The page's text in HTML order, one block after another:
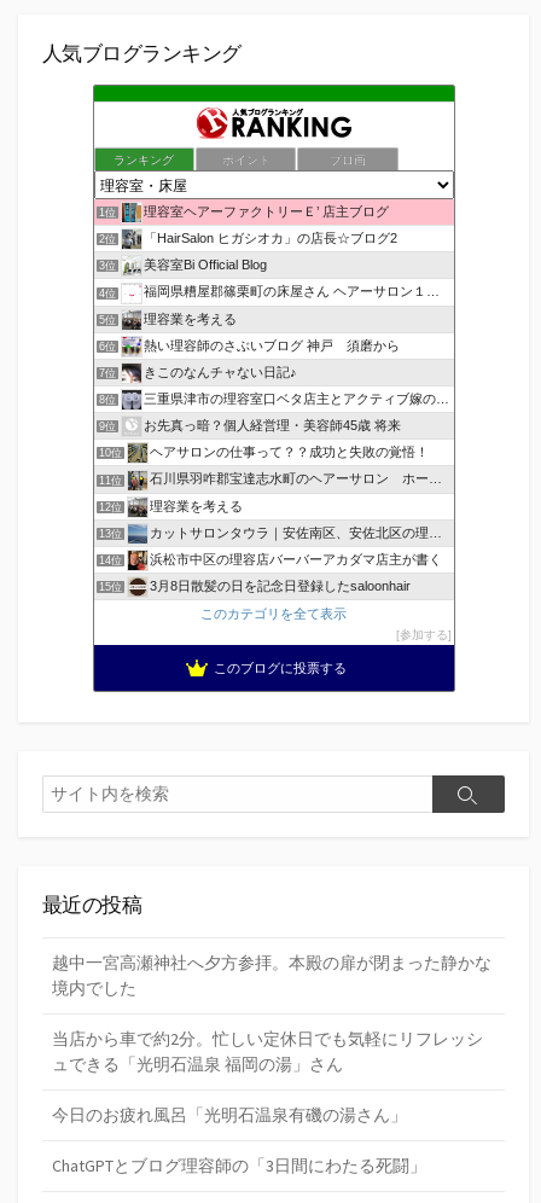
人気ブログランキング
ランキング ポイント ブロ画
1位 理容室ヘアーファクトリーＥ’ 店主ブログ
2位 「HairSalon ヒガシオカ」の店長☆ブログ2
3位 美容室Bi Official Blog
4位 福岡県糟屋郡篠栗町の床屋さん ヘアーサロン１２３公式ブログ
5位 理容業を考える
6位 熱い理容師のさぶいブログ 神戸 須磨から
7位 きこのなんチャない日記♪
8位 三重県津市の理容室口ベタ店主とアクティブ嫁のblog
9位 お先真っ暗？個人経営理・美容師45歳 将来
10位 ヘアサロンの仕事って？？成功と失敗の覚悟！
11位 石川県羽咋郡宝達志水町のヘアーサロン ホープヘアーズ
12位 理容業を考える
13位 カットサロンタウラ｜安佐南区、安佐北区の理美容院
14位 浜松市中区の理容店バーバーアカダマ店主が書く
15位
3月8日散髪の日を記念日登録したsaloonhair
このカテゴリを全て表示
参加する
このブログに投票する
検
索
検
最近の投稿
越中一宮高瀬神社へ夕方参拝。本殿の扉が閉まった静かな
境内でした
当店から車で約2分。忙しい定休日でも気軽にリフレッシ
ュできる「光明石温泉 福岡の湯」さん
今日のお疲れ風呂「光明石温泉有磯の湯さん」
ChatGPTとブログ理容師の「3日間にわたる死闘」